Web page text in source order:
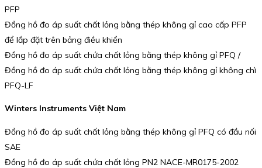
PFP
Đồng hồ đo áp suất chất lỏng bằng thép không gỉ cao cấp PFP
để lắp đặt trên bảng điều khiển
Đồng hồ đo áp suất chứa chất lỏng bằng thép không gỉ PFQ /
Đồng hồ đo áp suất chứa chất lỏng bằng thép không gỉ không chì
PFQ-LF
Winters Instruments Việt Nam
Đồng hồ đo áp suất chất lỏng bằng thép không gỉ PFQ có đầu nối
SAE
Đồng hồ đo áp suất chứa chất lỏng PN2 NACE-MR0175-2002